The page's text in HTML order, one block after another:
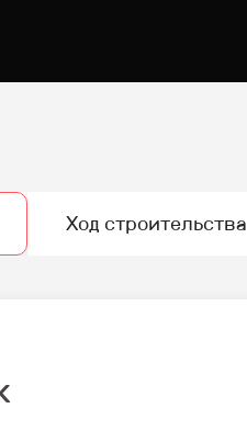
Ход строительства